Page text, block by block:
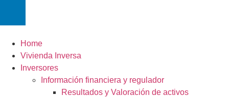
Home
Vivienda Inversa
Inversores
Información financiera y regulador
Resultados y Valoración de activos